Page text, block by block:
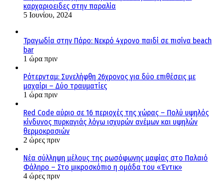
καρχαριοειδες στην παραλία
5 Ιουνίου, 2024
Τραγωδία στην Πάρο: Νεκρό 4χρονο παιδί σε πισίνα beach
bar
1 ώρα πριν
Ρότερνταμ: Συνελήφθη 26χρονος για δύο επιθέσεις με
μαχαίρι – Δύο τραυματίες
1 ώρα πριν
Red Code αύριο σε 16 περιοχές της χώρας – Πολύ υψηλός
κίνδυνος πυρκαγιάς λόγω ισχυρών ανέμων και υψηλών
θερμοκρασιών
2 ώρες πριν
Νέα σύλληψη μέλους της ρωσόφωνης μαφίας στο Παλαιό
Φάληρο – Στο μικροσκόπιο η ομάδα του «Έντικ»
4 ώρες πριν